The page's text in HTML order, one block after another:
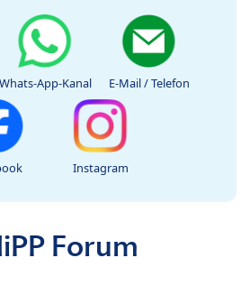
Whats-App-Kanal E-Mail / Telefon
Instagram
Forum